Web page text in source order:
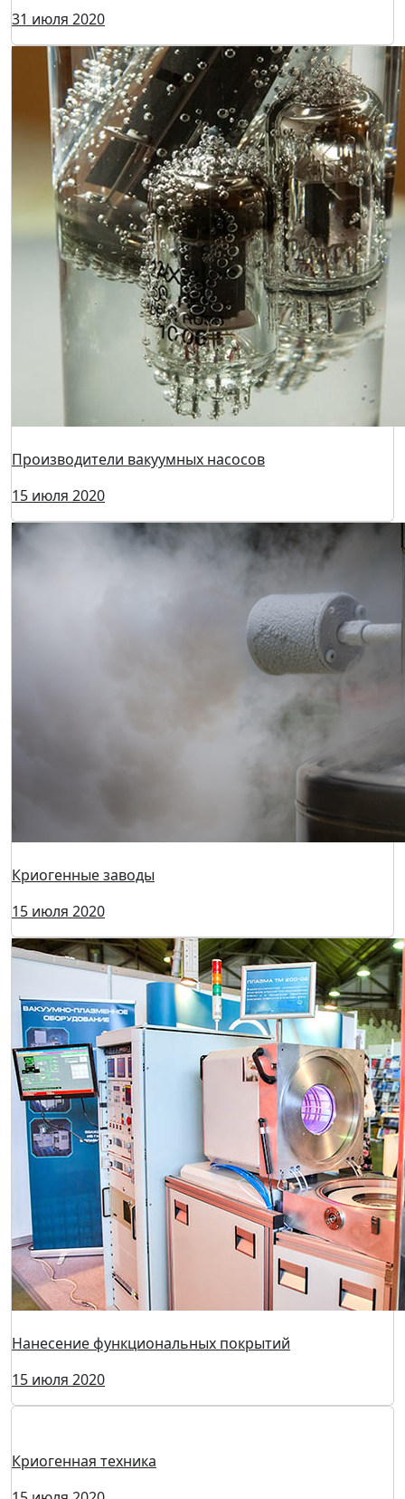
Новости участника: CO2-инкубаторы BINDER
помогают в изучении коронавируса
10 августа 2020
Новости участника: все течеискатели серии HLD
компании «МИЛЛАБ» прошли сертификацию
Производители вакуумных насосов
15 июля 2020